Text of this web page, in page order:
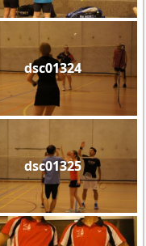
dsc01324
dsc01325